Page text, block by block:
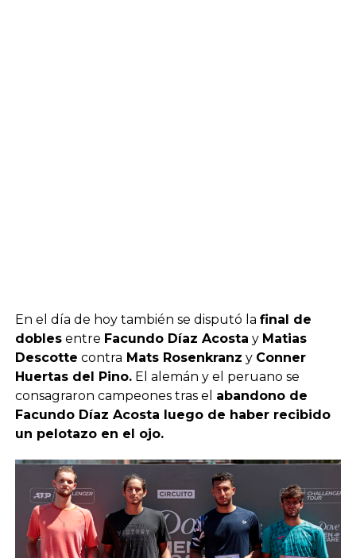
En el día de hoy también se disputó la final de
doblesentre Facundo Díaz Acosta y Matias
Descotte contra Mats Rosenkranz y Conner
Huertas del Pino.El alemán y el peruano se
consagraron campeones tras el abandono de
Facundo Díaz Acosta luego de haber recibido
un pelotazo en el ojo.